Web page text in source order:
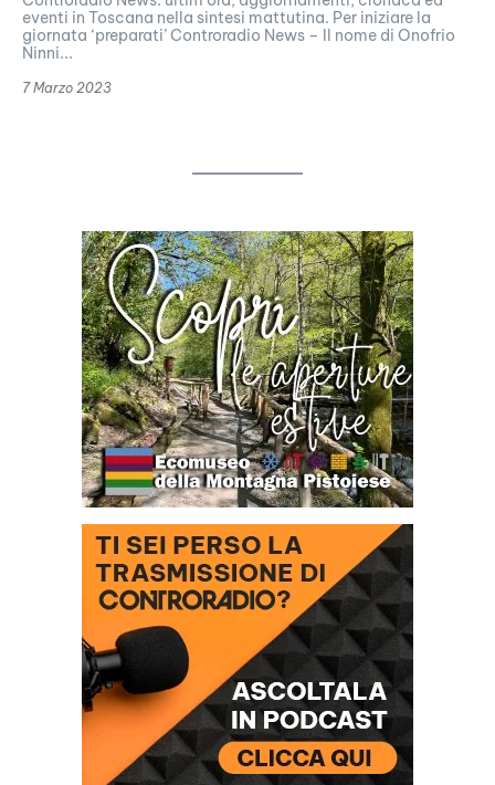
eventi in Toscana nella sintesi mattutina. Per iniziare la
giornata ‘preparati’ Controradio News – Il nome di Onofrio
Ninni...
7 Marzo 2023